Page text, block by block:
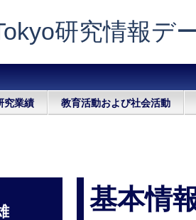
研究情報デ
究業績 教育活動および社会活動
基本情